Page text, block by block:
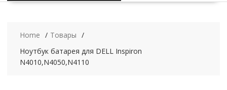
Home
Товары
Ноутбук батарея для DELL Inspiron
N4010,N4050,N4110